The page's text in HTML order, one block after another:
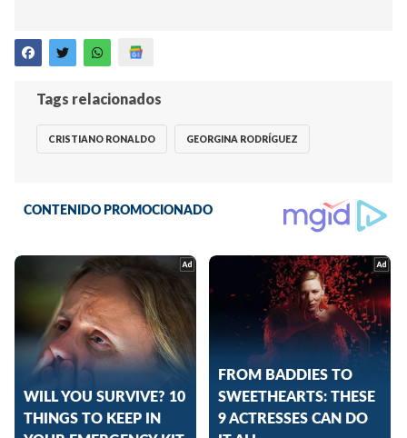
Tags relacionados
CRISTIANO RONALDO GEORGINA RODRÍGUEZ